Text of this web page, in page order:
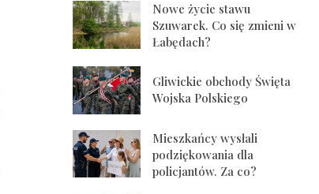
Nowe życie stawu
Szuwarek. Co się zmieni w
Łabędach?
Gliwickie obchody Święta
Wojska Polskiego
Mieszkańcy wysłali
podziękowania dla
policjantów. Za co?